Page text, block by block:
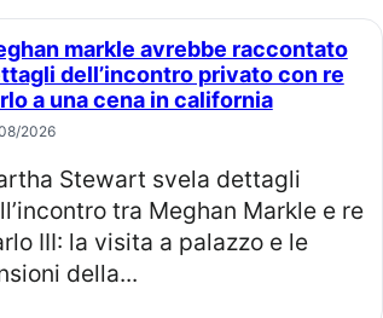
dell’incontro privato con re
a una cena in california
2026
tra Meghan Markle e re
III: la visita a palazzo e le
della...